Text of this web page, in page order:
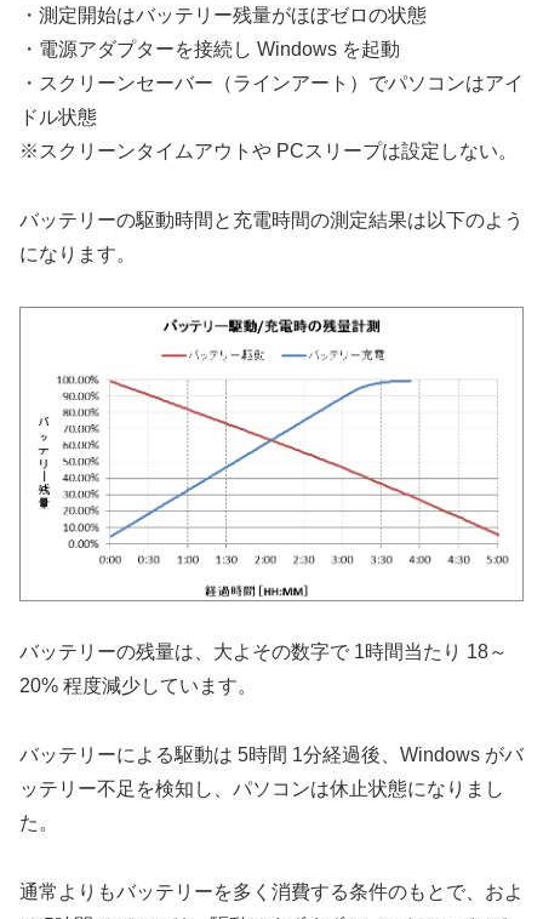
・測定開始はバッテリー残量がほぼゼロの状態
・電源アダプターを接続し Windows を起動
・スクリーンセーバー（ラインアート）でパソコンはアイ
ドル状態
※スクリーンタイムアウトや PCスリープは設定しない。
バッテリーの駆動時間と充電時間の測定結果は以下のよう
になります。
バッテリーの残量は、大よその数字で 1時間当たり 18～
20% 程度減少しています。
バッテリーによる駆動は 5時間 1分経過後、Windows がバ
ッテリー不足を検知し、パソコンは休止状態になりまし
た。
通常よりもバッテリーを多く消費する条件のもとで、およ